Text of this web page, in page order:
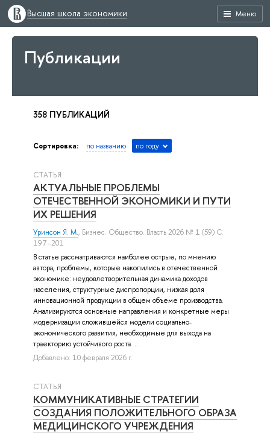
Меню
Высшая школа экономики
Публикации
358 ПУБЛИКАЦИЙ
Сортировка: по названию по году
СТАТЬЯ
АКТУАЛЬНЫЕ ПРОБЛЕМЫ
ОТЕЧЕСТВЕННОЙ ЭКОНОМИКИ И ПУТИ
ИХ РЕШЕНИЯ
Уринсон Я. М., Бизнес. Общество. Власть 2026 № 1 (59) С.
197–201
В статье рассматриваются наиболее острые, по мнению
автора, проблемы, которые накопились в отечественной
экономике: неудовлетворительная динамика доходов
населения, структурные диспропорции, низкая доля
инновационной продукции в общем объеме производства.
Анализируются основные направления и конкретные меры
модернизации сложившейся модели социально-
экономического развития, необходимые для выхода на
траекторию устойчивого роста. ...
Добавлено: 10 февраля 2026 г.
СТАТЬЯ
КОММУНИКАТИВНЫЕ СТРАТЕГИИ
СОЗДАНИЯ ПОЛОЖИТЕЛЬНОГО ОБРАЗА
МЕДИЦИНСКОГО УЧРЕЖДЕНИЯ